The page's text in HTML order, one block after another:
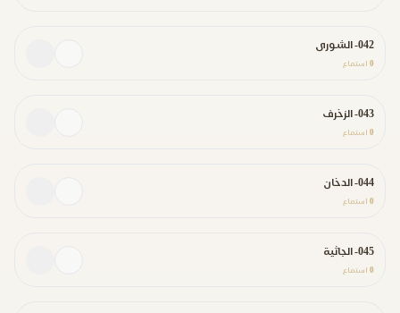
042- الشورى
0 استماع
043- الزخرف
0 استماع
044- الدخان
0 استماع
045- الجاثية
0 استماع